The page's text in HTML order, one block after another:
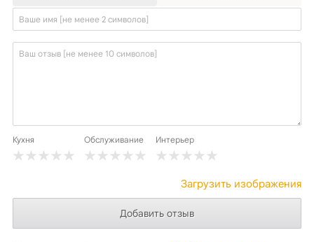
Кухня Обслуживание Интерьер
Загрузить изображения